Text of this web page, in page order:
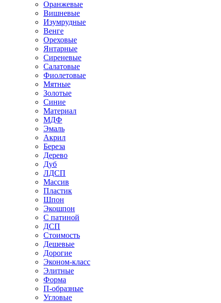
Оранжевые
Вишневые
Изумрудные
Венге
Ореховые
Янтарные
Сиреневые
Салатовые
Фиолетовые
Мятные
Золотые
Синие
Материал
МДФ
Эмаль
Акрил
Береза
Дерево
Дуб
ЛДСП
Массив
Пластик
Шпон
Экошпон
С патиной
ДСП
Стоимость
Дешевые
Дорогие
Эконом-класс
Элитные
Форма
П-образные
Угловые